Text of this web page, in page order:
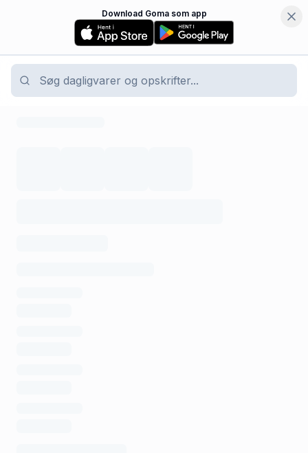
Download Goma som app